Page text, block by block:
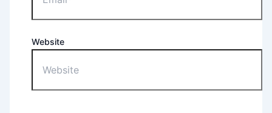
Website